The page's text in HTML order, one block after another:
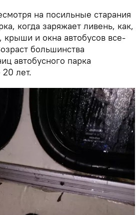
на посильные старания
когда заряжает ливень, как,
крыши и окна автобусов все-
большинства
автобусного парка
лет.